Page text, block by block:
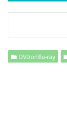
DVDorBlu-ray